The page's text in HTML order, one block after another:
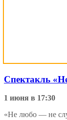
Спектакль
1 июня в 17:30
«Не любо — не